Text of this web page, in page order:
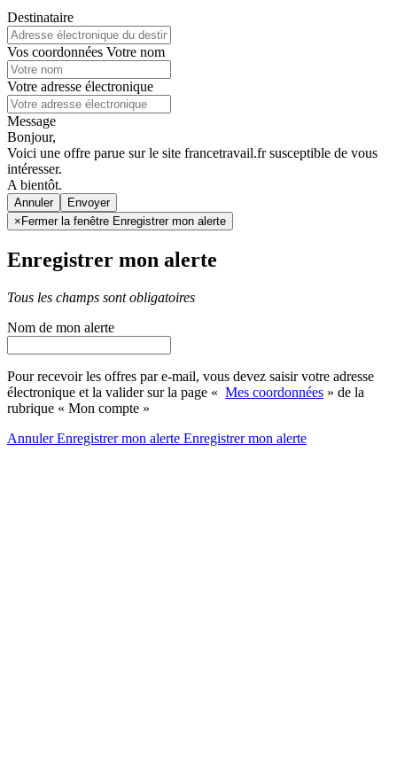
Destinataire
Vos coordonnées Votre nom
Votre adresse électronique
Message
Bonjour,
Voici une offre parue sur le site francetravail.fr susceptible de vous
intéresser.
A bientôt.
Annuler
× Fermer la fenêtre Enregistrer mon alerte
Enregistrer mon alerte
Tous les champs sont obligatoires
Nom de mon alerte
Pour recevoir les offres par e-mail, vous devez saisir votre adresse
électronique et la valider sur la page « Mes coordonnées » de la
rubrique « Mon compte »
AnnulerEnregistrer mon alerte Enregistrermon alerte